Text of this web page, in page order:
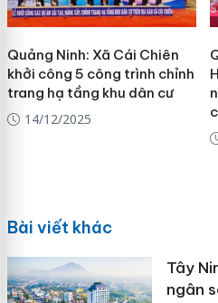
Quảng Ninh: Xã Cái Chiên
khởi công 5 công trình chỉnh
trang hạ tầng khu dân cư
14/12/2025
Bài viết khác
Tây
ngân